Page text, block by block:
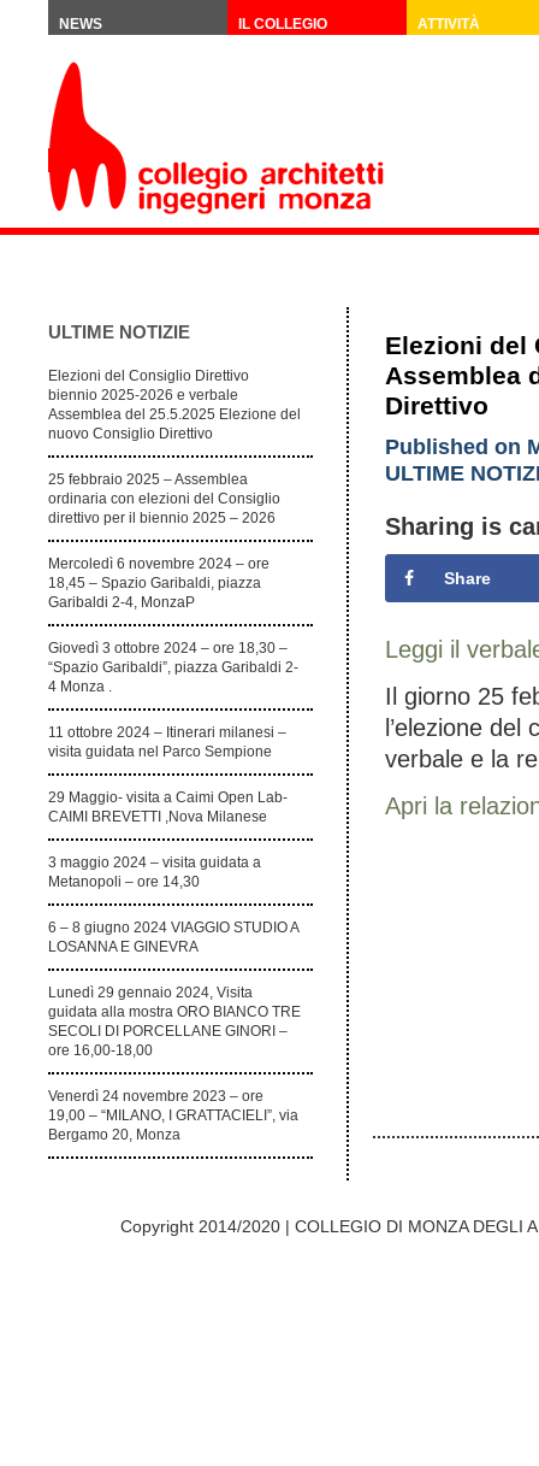
NEWS IL COLLEGIO ATTIVITÀ
ULTIME NOTIZIE
Elezioni del Consiglio Direttivo
biennio 2025-2026 e verbale
Assemblea del 25.5.2025 Elezione del
nuovo Consiglio Direttivo
25 febbraio 2025 – Assemblea
ordinaria con elezioni del Consiglio
direttivo per il biennio 2025 – 2026
Mercoledì 6 novembre 2024 – ore
18,45 – Spazio Garibaldi, piazza
Garibaldi 2-4, MonzaP
Giovedì 3 ottobre 2024 – ore 18,30 –
“Spazio Garibaldi”, piazza Garibaldi 2-
4 Monza .
11 ottobre 2024 – Itinerari milanesi –
visita guidata nel Parco Sempione
29 Maggio- visita a Caimi Open Lab-
CAIMI BREVETTI ,Nova Milanese
3 maggio 2024 – visita guidata a
Metanopoli – ore 14,30
6 – 8 giugno 2024 VIAGGIO STUDIO A
LOSANNA E GINEVRA
Lunedì 29 gennaio 2024, Visita
guidata alla mostra ORO BIANCO TRE
SECOLI DI PORCELLANE GINORI –
ore 16,00-18,00
Venerdì 24 novembre 2023 – ore
19,00 – “MILANO, I GRATTACIELI”, via
Bergamo 20, Monza
Elezioni del
Assemblea
Direttivo
Published on
ULTIME
Sharing is
Share
Leggi il
Il giorno 25
l’elezione del
verbale e la
Apri la
Copyright 2014/2020 | COLLEGIO DI MONZA DEGLI